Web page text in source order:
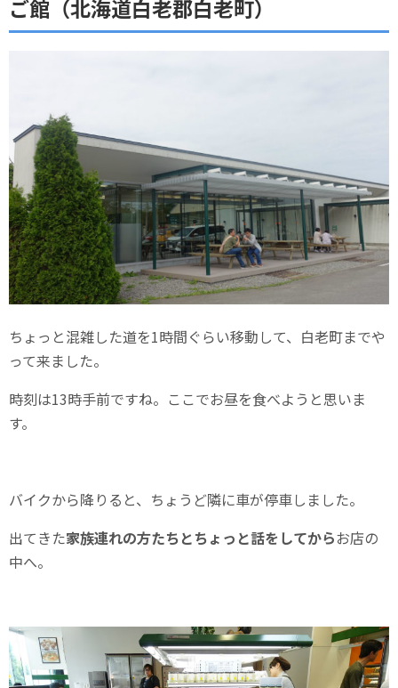
ご館（北海道白老郡白老町）
ちょっと混雑した道を1時間ぐらい移動して、白老町までや
って来ました。
時刻は13時手前ですね。ここでお昼を食べようと思いま
す。
バイクから降りると、ちょうど隣に車が停車しました。
出てきた家族連れの方たちとちょっと話をしてからお店の
中へ。